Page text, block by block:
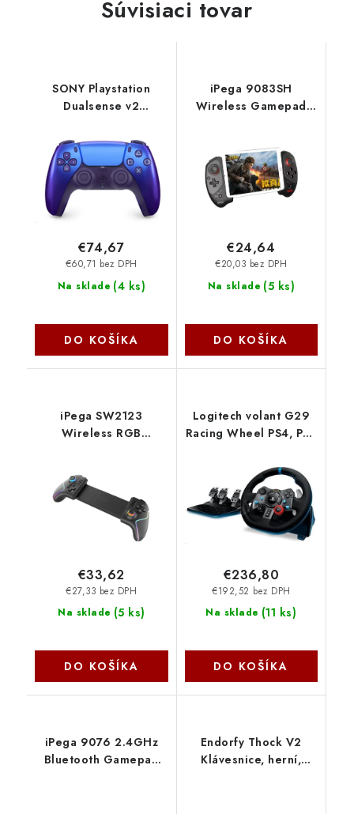
Súvisiaci tovar
SONY Playstation
Dualsense v2
Pearl PS711000044446
Sony
Na sklade (4 ks)
€60,71 bez DPH
€74,67
DO KOŠÍKA
iPega 9083SH
Wireless Gamepad
Switch Black
6974363711962
NoName
Na sklade (5 ks)
€20,03 bez DPH
€24,64
DO KOŠÍKA
iPega SW2123
Wireless RGB
Switch/Nintendo
Switch 2 Black
6974363712938
Na sklade (5 ks)
€27,33 bez DPH
€33,62
DO KOŠÍKA
Logitech volant G29
Racing Wheel PS4, PS3
Na sklade (11 ks)
€192,52 bez DPH
€236,80
DO KOŠÍKA
iPega 9076 2.4GHz
Bluetooth Gamepad
Endorfy Thock V2
Klávesnice, herní,